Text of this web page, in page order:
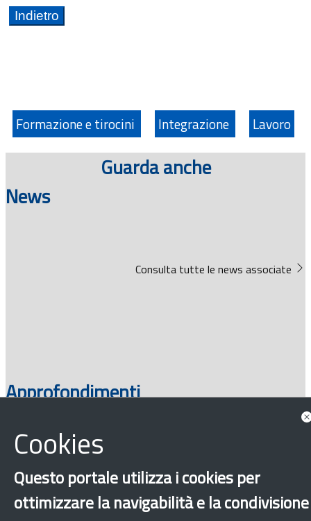
Formazione e tirocini Integrazione Lavoro
Guarda anche
News
Consulta tutte le news associate
Approfondimenti
Cookies
Questo portale utilizza i cookies per
ottimizzare la navigabilità e la condivisione